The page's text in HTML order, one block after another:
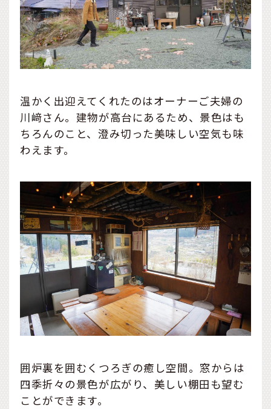
温かく出迎えてくれたのはオーナーご夫婦の
川﨑さん。建物が高台にあるため、景色はも
ちろんのこと、澄み切った美味しい空気も味
わえます。
囲炉裏を囲むくつろぎの癒し空間。窓からは
四季折々の景色が広がり、美しい棚田も望む
ことができます。